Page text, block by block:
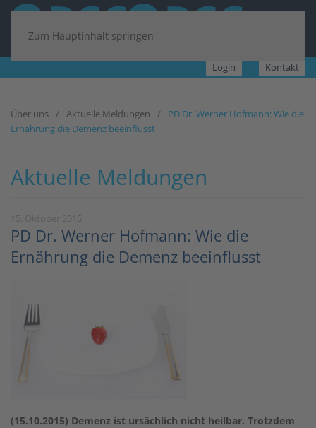
Zum Hauptinhalt springen
Login Kontakt
Über uns Aktuelle Meldungen
PD Dr. Werner Hofmann: Wie die
Ernährung die Demenz beeinflusst
Aktuelle Meldungen
PD Dr. Werner Hofmann: Wie die
Ernährung die Demenz beeinflusst
(15.10.2015) Demenz ist ursächlich nicht heilbar. Trotzdem